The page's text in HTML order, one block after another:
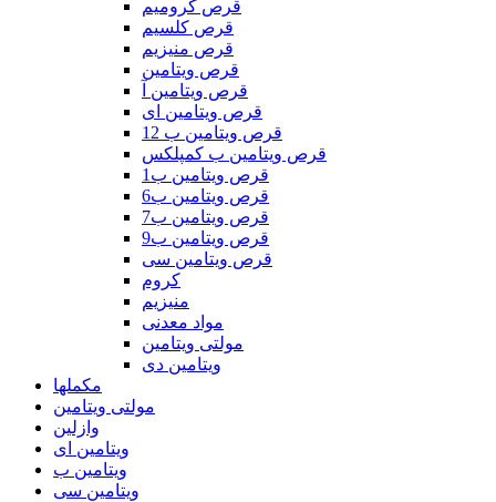
قرص کرومیم
قرص کلسیم
قرص منیزیم
قرص ویتامین
قرص ویتامین آ
قرص ویتامین ای
قرص ویتامین ب 12
قرص ویتامین ب کمپلکس
قرص ویتامین ب1
قرص ویتامین ب6
قرص ویتامین ب7
قرص ویتامین ب9
قرص ویتامین سی
کروم
منیزیم
مواد معدنی
مولتی ویتامین
ویتامین دی
مکملها
مولتی ویتامین
وازلین
ویتامین ای
ویتامین ب
ویتامین سی